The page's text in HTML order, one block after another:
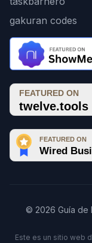
gakuran codes
© 2026 Guía de
Este es un sitio web